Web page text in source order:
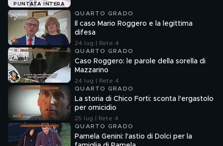
PUNTATA INTERA
QUARTO GRADO
Il caso Mario Roggero e la legittima
difesa
24 lug | Rete 4
QUARTO GRADO
Caso Roggero: le parole della sorella di
Mazzarino
24 lug | Rete 4
QUARTO GRADO
La storia di Chico Forti: sconta l'ergastolo
per omicidio
25 lug | Rete 4
QUARTO GRADO
Pamela Genini: l'astio di Dolci per la